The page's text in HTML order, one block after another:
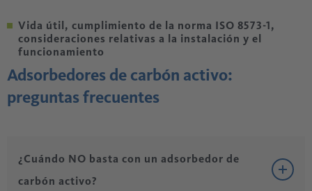
Vida útil, cumplimiento de la norma ISO 8573-1,
consideraciones relativas a la instalación y el
funcionamiento
Adsorbedores de carbón activo:
preguntas frecuentes
¿Cuándo NO basta con un adsorbedor de
carbón activo?